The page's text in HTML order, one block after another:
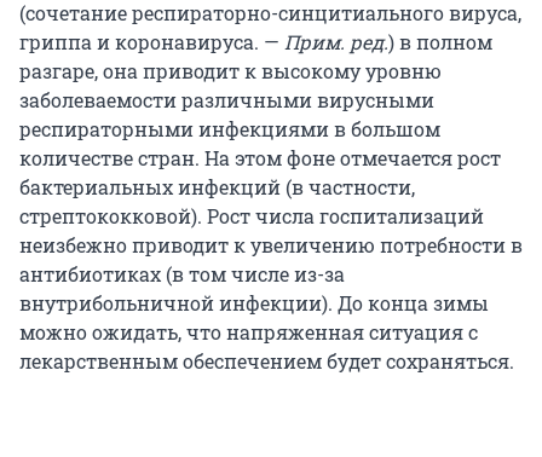
(сочетание респираторно-синцитиального вируса,
гриппа и коронавируса. — Прим. ред.) в полном
разгаре, она приводит к высокому уровню
заболеваемости различными вирусными
респираторными инфекциями в большом
количестве стран. На этом фоне отмечается рост
бактериальных инфекций (в частности,
стрептококковой). Рост числа госпитализаций
неизбежно приводит к увеличению потребности в
антибиотиках (в том числе из-за
внутрибольничной инфекции). До конца зимы
можно ожидать, что напряженная ситуация с
лекарственным обеспечением будет сохраняться.